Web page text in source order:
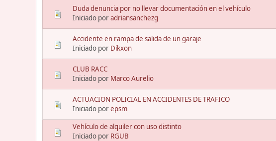
Duda denuncia por no llevar documentación en el vehículo
Iniciado poradriansanchezg
Accidente en rampa de salida de un garaje
Iniciado por Dikxon
CLUB RACC
Iniciado por Marco Aurelio
ACTUACION POLICIAL EN ACCIDENTES DE TRAFICO
Iniciado porepsm
Vehículo de alquiler con uso distinto
Iniciado por RGUB